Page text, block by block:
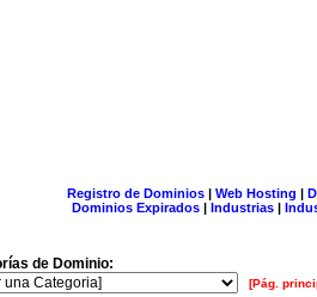
Registro de Dominios| Web Hosting |
Dominios Expirados | Industrias |
de Dominio:
[Pág.